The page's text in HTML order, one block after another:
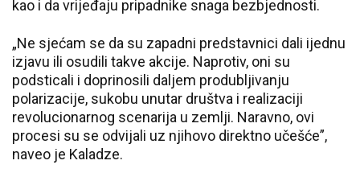
kao i da vrijeđaju pripadnike snaga bezbjednosti.
„Ne sjećam se da su zapadni predstavnici dali ijednu
izjavu ili osudili takve akcije. Naprotiv, oni su
podsticali i doprinosili daljem produbljivanju
polarizacije, sukobu unutar društva i realizaciji
revolucionarnog scenarija u zemlji. Naravno, ovi
procesi su se odvijali uz njihovo direktno učešće”,
naveo je Kaladze.